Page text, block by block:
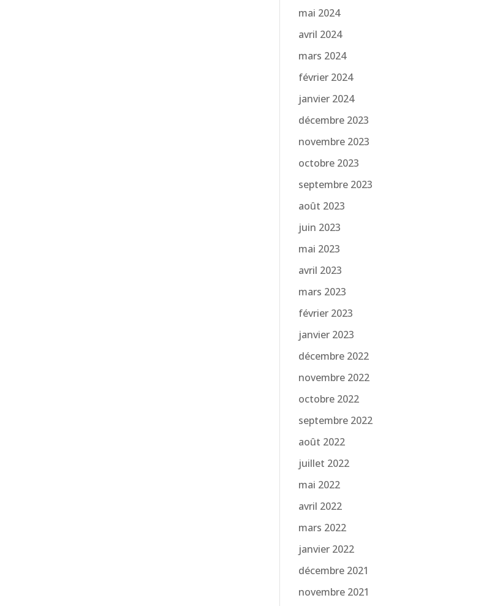
mai 2024
avril 2024
mars 2024
février 2024
janvier 2024
décembre 2023
novembre 2023
octobre 2023
septembre 2023
août 2023
juin 2023
mai 2023
avril 2023
mars 2023
février 2023
janvier 2023
décembre 2022
novembre 2022
octobre 2022
septembre 2022
août 2022
juillet 2022
mai 2022
avril 2022
mars 2022
janvier 2022
décembre 2021
novembre 2021